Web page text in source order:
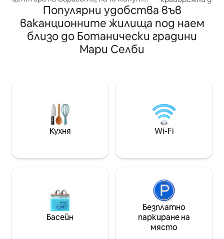
от Сейнт Арманд Съркъл, Лидо и
Лонгбоут Кий. Насладете се на това
спокойно място на пешеходно
разстояние от магазини,
ресторанти и хранителни стоки.
Очарователна частна къща за гости
пространство и вътрешен двор.
Използвайте скарата, за да
приготвите следващото си ястие.
Това е идеалното място за почивка
опции за офис
лофт, уреди
спалнята,
тела и напълно
Ресторанти и
ботаническата
Популярни удобства във
ваканционните жилища под наем
близо до Ботанически градини
Мари Селби
Кухня Wi-Fi
Басейн
Безплатно
паркиране на
място